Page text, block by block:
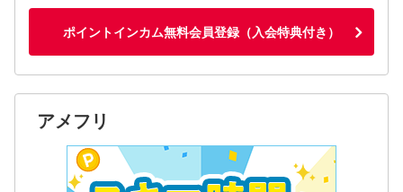
ポイントインカム無料会員登録（入会特典付き）
アメフリ